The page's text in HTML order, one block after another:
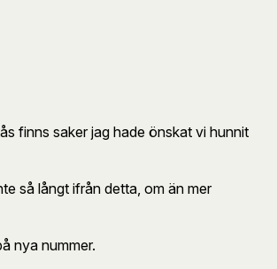
finns saker jag hade önskat vi hunnit
så långt ifrån detta, om än mer
nya nummer.